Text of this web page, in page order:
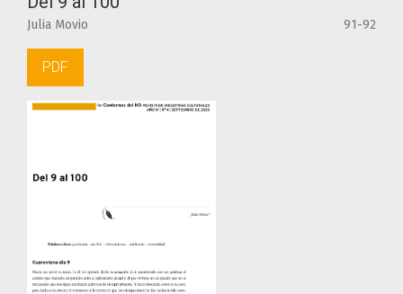
Julia Movio 91-92
PDF